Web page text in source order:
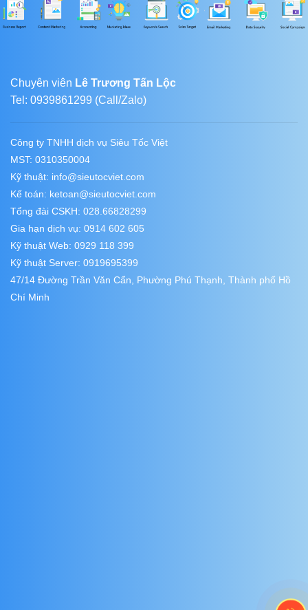
Chuyên viên Lê Trương Tấn Lộc
Tel: 0939861299 (Call/Zalo)
Công ty TNHH dịch vụ Siêu Tốc Việt
MST: 0310350004
Kỹ thuật: info@sieutocviet.com
Kế toán: ketoan@sieutocviet.com
Tổng đài CSKH: 028.66828299
Gia hạn dịch vụ: 0914 602 605
Kỹ thuật Web: 0929 118 399
Kỹ thuật Server: 0919695399
47/14 Đường Trần Văn Cẩn, Phường Phú Thạnh, Thành phố Hồ
Chí Minh